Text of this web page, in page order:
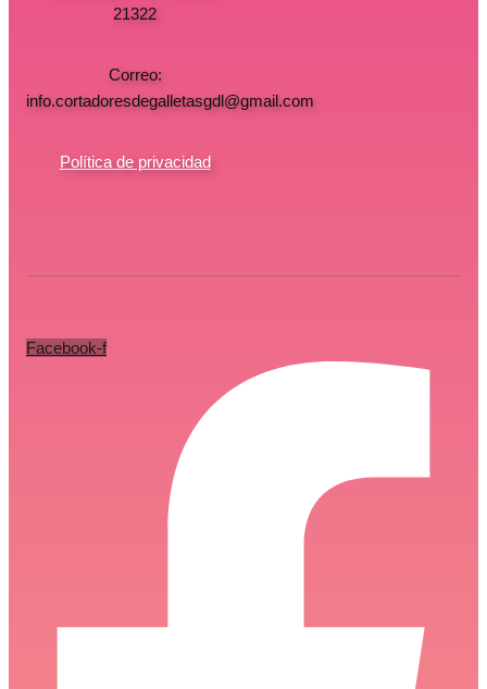
21322
Correo:
info.cortadoresdegalletasgdl@gmail.com
Política de privacidad
Facebook-f